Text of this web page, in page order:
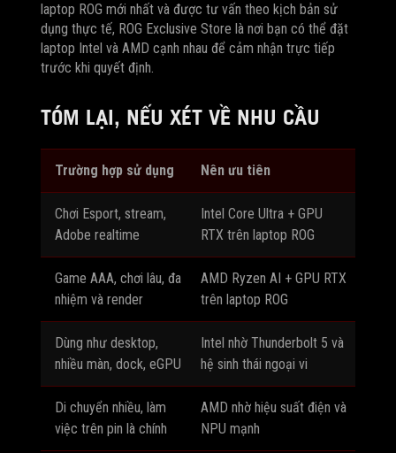
laptop ROG mới nhất và được tư vấn theo kịch bản sử
dụng thực tế, ROG Exclusive Store là nơi bạn có thể đặt
laptop Intel và AMD cạnh nhau để cảm nhận trực tiếp
trước khi quyết định.
TÓM LẠI, NẾU XÉT VỀ NHU CẦU
Trường hợp sử dụng Nên ưu tiên
Chơi Esport, stream,
Adobe realtime
Intel Core Ultra + GPU
RTX trên laptop ROG
Game AAA, chơi lâu, đa
nhiệm và render
AMD Ryzen AI + GPU RTX
trên laptop ROG
Dùng như desktop,
nhiều màn, dock, eGPU
Intel nhờ Thunderbolt 5 và
hệ sinh thái ngoại vi
Di chuyển nhiều, làm
việc trên pin là chính
AMD nhờ hiệu suất điện và
NPU mạnh